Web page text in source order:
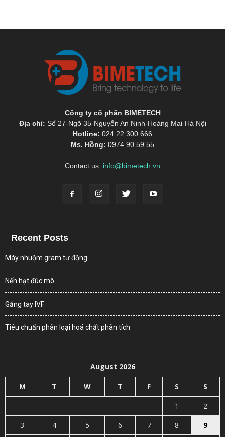
Công ty cổ phần BIMETECH
Địa chỉ: Số 27-Ngõ 35-Nguyễn An Ninh-Hoàng Mai-Hà Nội
Hotline: 024.22.300.666
Ms. Hồng: 0974.90.59.55
Contact us: info@bimetech.vn
Recent Posts
Máy nhuộm gram tự động
Nến hạt đúc mô
Găng tay IVF
Tiêu chuẩn phân loại hoá chất phân tích
August 2026
M T W T F S S
1
2
3
4 5 6 7 8 9